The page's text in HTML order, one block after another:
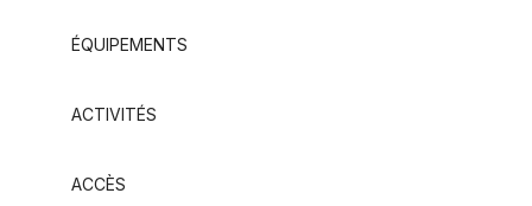
ÉQUIPEMENTS
ACTIVITÉS
ACCÈS